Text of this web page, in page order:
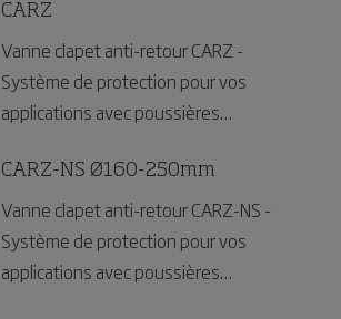
CARZ
Vanne clapet anti-retour CARZ -
Système de protection pour vos
applications avec poussières
CARZ-NS Ø160-250mm
Vanne clapet anti-retour CARZ-NS -
Système de protection pour vos
applications avec poussières